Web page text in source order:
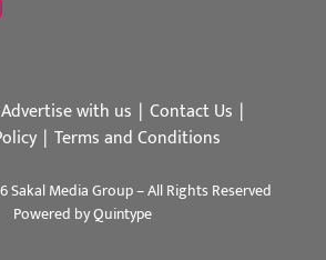
Advertise with us
Contact Us
Terms and Conditions
Media Group – All Rights Reserved
Powered byQuintype